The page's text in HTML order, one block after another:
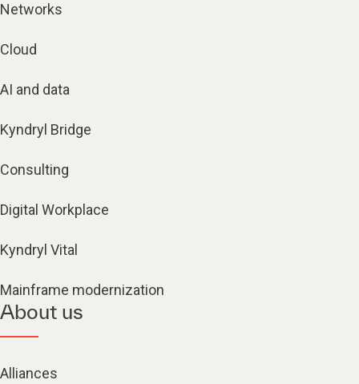
Networks
Cloud
AI and data
Kyndryl Bridge
Consulting
Digital Workplace
Kyndryl Vital
Mainframe modernization
About us
Alliances